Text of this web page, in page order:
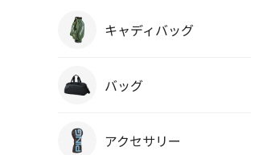
キャディバッグ
バッグ
アクセサリー